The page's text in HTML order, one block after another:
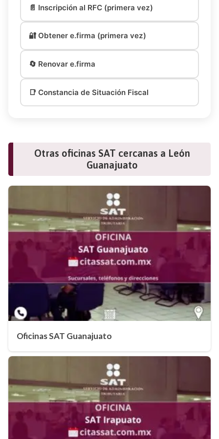
📄 Inscripción al RFC (primera vez)
🔐 Obtener e.firma (primera vez)
🔄 Renovar e.firma
📑 Constancia de Situación Fiscal
Otras oficinas SAT cercanas a León
Guanajuato
Oficinas SAT Guanajuato